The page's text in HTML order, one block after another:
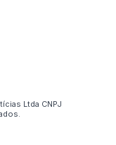
Ltda CNPJ